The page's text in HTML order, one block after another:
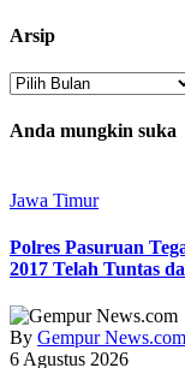
Arsip
Arsip
Anda mungkin suka
Jawa Timur
Polres Pasuruan
2017 Telah Tuntas
By Gempur News.com
6 Agustus 2026